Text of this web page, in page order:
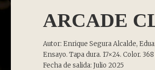
ARCADE
Autor: Enrique Segura Alcalde,
Ensayo. Tapa dura. 17×24. Color.
Fecha de salida: Julio 2025